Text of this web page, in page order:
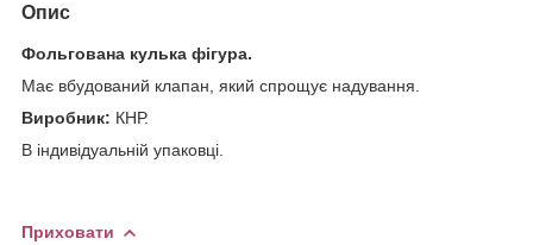
Опис
Фольгована кулька фігура.
Має вбудований клапан, який спрощує надування.
Виробник: КНР.
В індивідуальній упаковці.
Приховати